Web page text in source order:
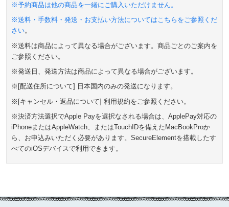
※予約商品は他の商品を一緒にご購入いただけません。
※送料・手数料・発送・お支払い方法についてはこちらをご参照くだ
さい。
※送料は商品によって異なる場合がございます。商品ごとのご案内を
ご参照ください。
※発送日、発送方法は商品によって異なる場合がございます。
※[配送住所について] 日本国内のみの発送になります。
※[キャンセル・返品について] 利用規約をご参照ください。
※決済方法選択でApple Payを選択なされる場合は、ApplePay対応の
iPhoneまたはAppleWatch、またはTouchIDを備えたMacBookProか
ら、お申込みいただく必要があります。SecureElementを搭載したす
べてのiOSデバイスで利用できます。